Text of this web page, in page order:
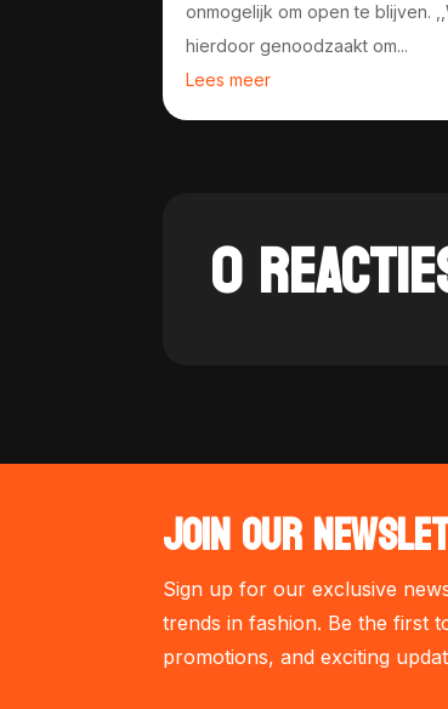
onmogelijk om open te blijven.
hierdoor genoodzaakt om...
Lees meer
0
JOIN OUR
Sign up for our exclusive
trends in fashion. Be the first
promotions, and exciting